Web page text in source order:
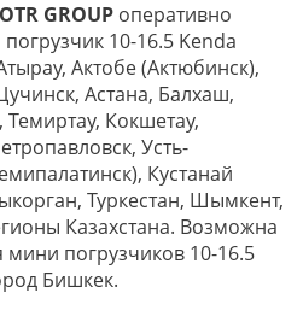
OTR GROUP оперативно
10-16.5 Kenda
Актобе (Актюбинск),
Астана, Балхаш,
Кокшетау,
Усть-
Кустанай
Туркестан, Шымкент,
Казахстана. Возможна
погрузчиков 10-16.5
Бишкек.